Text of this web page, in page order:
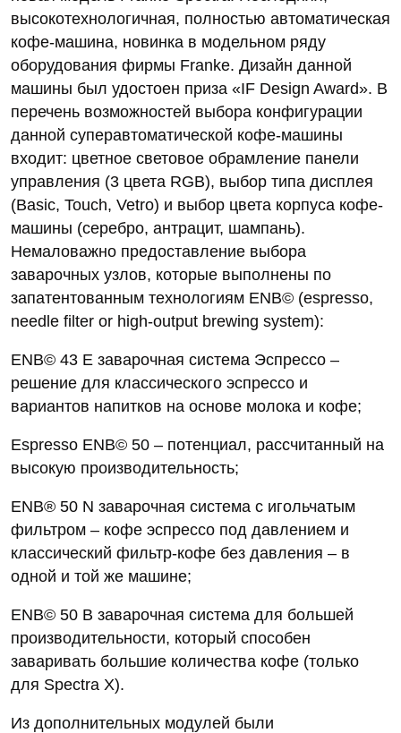
высокотехнологичная, полностью автоматическая
кофе-машина, новинка в модельном ряду
оборудования фирмы Franke. Дизайн данной
машины был удостоен приза «IF Design Award». В
перечень возможностей выбора конфигурации
данной суперавтоматической кофе-машины
входит: цветное световое обрамление панели
управления (3 цвета RGB), выбор типа дисплея
(Basic, Touch, Vetro) и выбор цвета корпуса кофе-
машины (серебро, антрацит, шампань).
Немаловажно предоставление выбора
заварочных узлов, которые выполнены по
запатентованным технологиям ENB© (espresso,
needle filter or high-output brewing system):
ENB© 43 E заварочная система Эспрессо –
решение для классического эспрессо и
вариантов напитков на основе молока и кофе;
Espresso ENB© 50 – потенциал, рассчитанный на
высокую производительность;
ENB® 50 N заварочная система с игольчатым
фильтром – кофе эспрессо под давлением и
классический фильтр-кофе без давления – в
одной и той же машине;
ENB© 50 B заварочная система для большей
производительности, который способен
заваривать большие количества кофе (только
для Spectra X).
Из дополнительных модулей были